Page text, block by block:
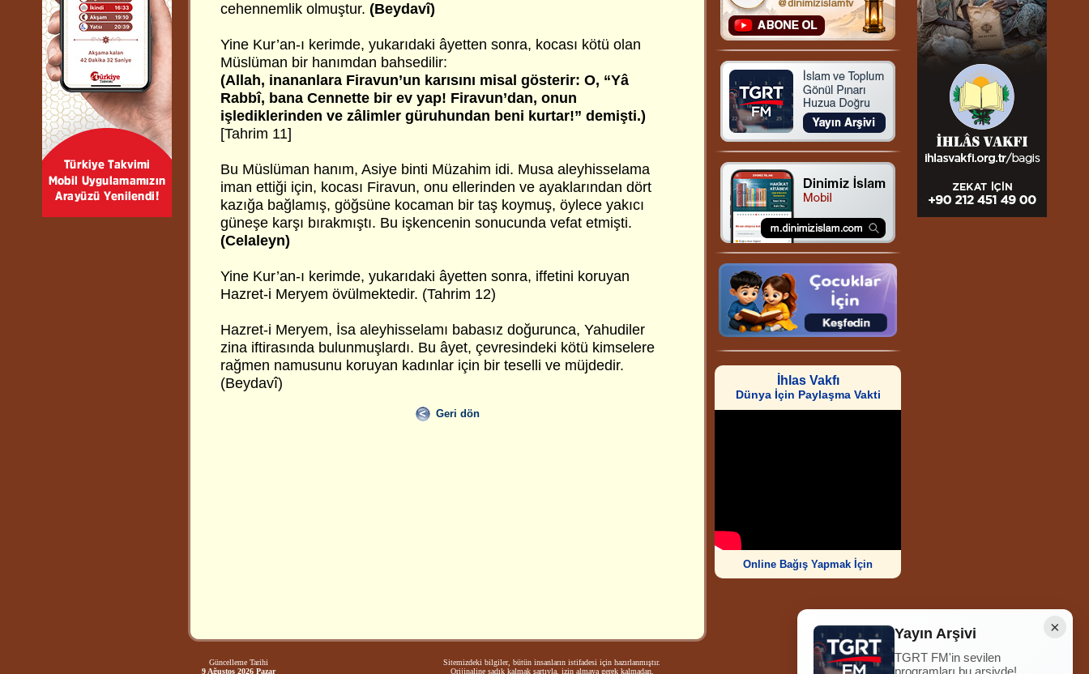
cehennemlik olmuştur. (Beydavî)
Yine Kur’an-ı kerimde, yukarıdaki âyetten sonra, kocası kötü olan
Müslüman bir hanımdan bahsedilir:
(Allah, inananlara Firavun’un karısını misal gösterir: O, “Yâ
Rabbî, bana Cennette bir ev yap! Firavun’dan, onun
işlediklerinden ve zâlimler güruhundan beni kurtar!” demişti.)
[Tahrim 11]
Bu Müslüman hanım, Asiye binti Müzahim idi. Musa aleyhisselama
iman ettiği için, kocası Firavun, onu ellerinden ve ayaklarından dört
kazığa bağlamış, göğsüne kocaman bir taş koymuş, öylece yakıcı
güneşe karşı bırakmıştı. Bu işkencenin sonucunda vefat etmişti.
(Celaleyn)
Yine Kur’an-ı kerimde, yukarıdaki âyetten sonra, iffetini koruyan
Hazret-i Meryem övülmektedir. (Tahrim 12)
Hazret-i Meryem, İsa aleyhisselamı babasız doğurunca, Yahudiler
zina iftirasında bulunmuşlardı. Bu âyet, çevresindeki kötü kimselere
rağmen namusunu koruyan kadınlar için bir teselli ve müjdedir.
(Beydavî)
Geri dön
İhlas Vakfı
Dünya İçin Paylaşma Vakti
Online Bağış Yapmak İçin
Güncelleme Tarihi
9 Ağustos 2026 Pazar
Sitemizdeki bilgiler, bütün insanların istifadesi için hazırlanmıştır.
Orijinaline sadık kalmak şartıyla, izin almaya gerek kalmadan,
Ziyaretçi Sayısı
252.014.519
×
Yayın Arşivi
TGRT FM'in sevilen
programları bu arşivde!